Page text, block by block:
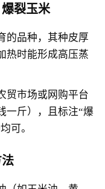
裂玉米
的品种，其种皮厚
热时能形成高压蒸
贸市场或网购平台
一斤），且标注“爆
可。